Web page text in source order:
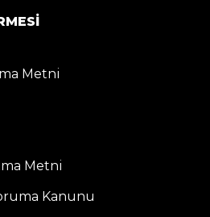
Metni
Metni
Kanunu